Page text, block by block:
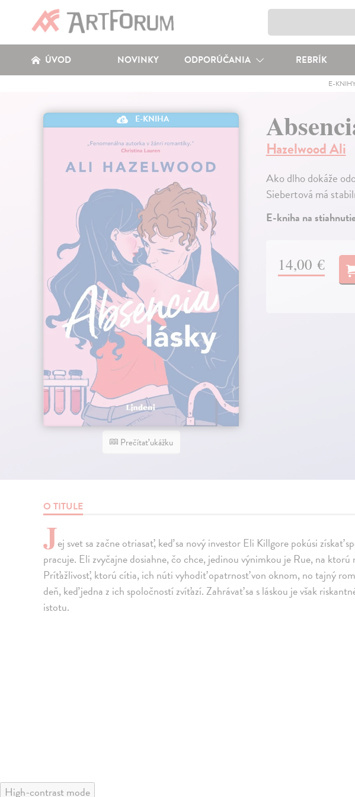
ÚVOD NOVINKY ODPORÚČANIA REBRÍK
E-
E-KNIHA
Prečítať ukážku
Hazelwood Ali
Ako dlho dokáže
Siebertová má
E-kniha na
14,00 €
O TITULE
Jej svet sa začne otriasať, keď sa nový investor Eli Killgore pokúsi získať
pracuje. Eli zvyčajne dosiahne, čo chce, jedinou výnimkou je Rue, na ktorú
Príťažlivosť, ktorú cítia, ich núti vyhodiť opatrnosť von oknom, no tajný
deň, keď jedna z ich spoločností zvíťazí. Zahrávať sa s láskou je však
istotu.
High-contrast mode